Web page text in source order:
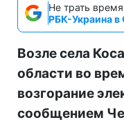
Не трать
РБК-Украина в
Возле села
области во
возгорание
сообщением